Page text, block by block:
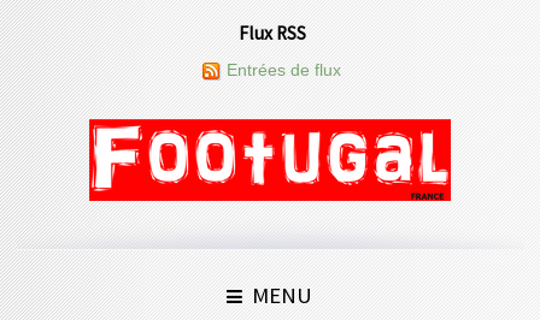
Flux RSS
Entrées de flux
MENU